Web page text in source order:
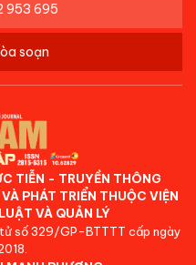
953 695
soạn
TIỄN - TRUYỀN THÔNG
PHÁT TRIỂN THUỘC VIỆN
VÀ QUẢN LÝ
số 329/GP-BTTTT cấp ngày